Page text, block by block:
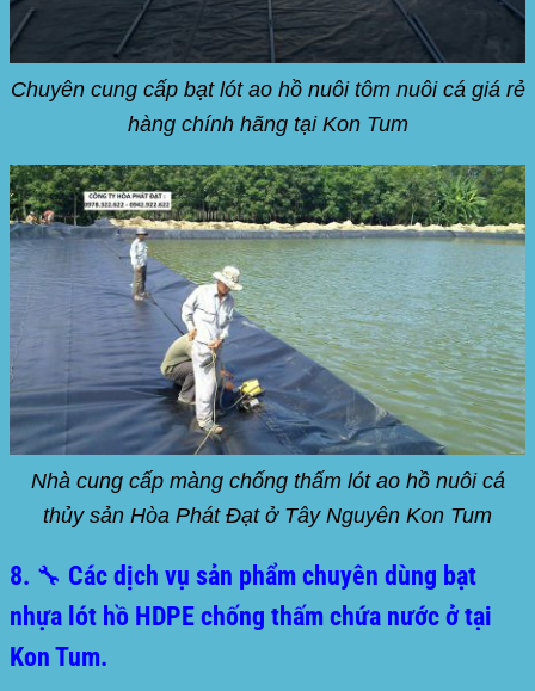
Chuyên cung cấp bạt lót ao hồ nuôi tôm nuôi cá giá rẻ
hàng chính hãng tại Kon Tum
Nhà cung cấp màng chống thấm lót ao hồ nuôi cá
thủy sản Hòa Phát Đạt ở Tây Nguyên Kon Tum
8. 🔧 Các dịch vụ sản phẩm chuyên dùng bạt
nhựa lót hồ HDPE chống thấm chứa nước ở tại
Kon Tum.